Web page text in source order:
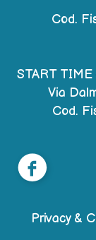
Cod.
START TIME
Via
Cod.
Privacy &